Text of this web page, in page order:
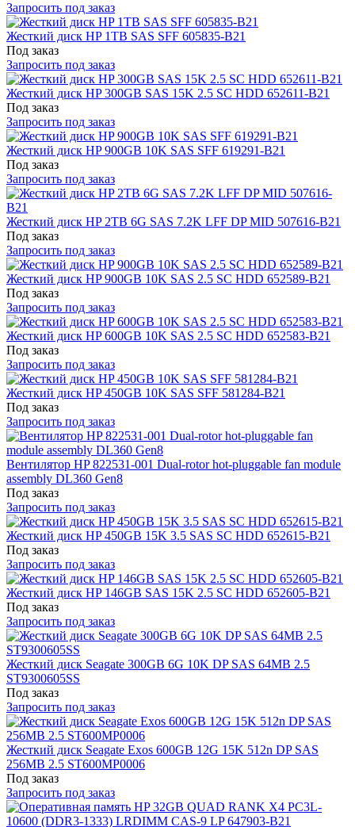
Запросить под заказ
Жесткий диск HP 1TB SAS SFF 605835-B21
Под заказ
Запросить под заказ
Жесткий диск HP 300GB SAS 15K 2.5 SC HDD 652611-B21
Под заказ
Запросить под заказ
Жесткий диск HP 900GB 10K SAS SFF 619291-B21
Под заказ
Запросить под заказ
Жесткий диск HP 2TB 6G SAS 7.2K LFF DP MID 507616-B21
Под заказ
Запросить под заказ
Жесткий диск HP 900GB 10K SAS 2.5 SC HDD 652589-B21
Под заказ
Запросить под заказ
Жесткий диск HP 600GB 10K SAS 2.5 SC HDD 652583-B21
Под заказ
Запросить под заказ
Жесткий диск HP 450GB 10K SAS SFF 581284-B21
Под заказ
Запросить под заказ
Вентилятор HP 822531-001 Dual-rotor hot-pluggable fan module
assembly DL360 Gen8
Под заказ
Запросить под заказ
Жесткий диск HP 450GB 15K 3.5 SAS SC HDD 652615-B21
Под заказ
Запросить под заказ
Жесткий диск HP 146GB SAS 15K 2.5 SC HDD 652605-B21
Под заказ
Запросить под заказ
Жесткий диск Seagate 300GB 6G 10K DP SAS 64MB 2.5
ST9300605SS
Под заказ
Запросить под заказ
Жесткий диск Seagate Exos 600GB 12G 15K 512n DP SAS
256MB 2.5 ST600MP0006
Под заказ
Запросить под заказ